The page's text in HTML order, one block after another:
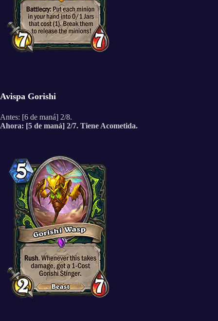
Avispa Gorishi
Antes: [6 de maná] 2/8.
Ahora: [5 de maná] 2/7. Tiene Acometida.